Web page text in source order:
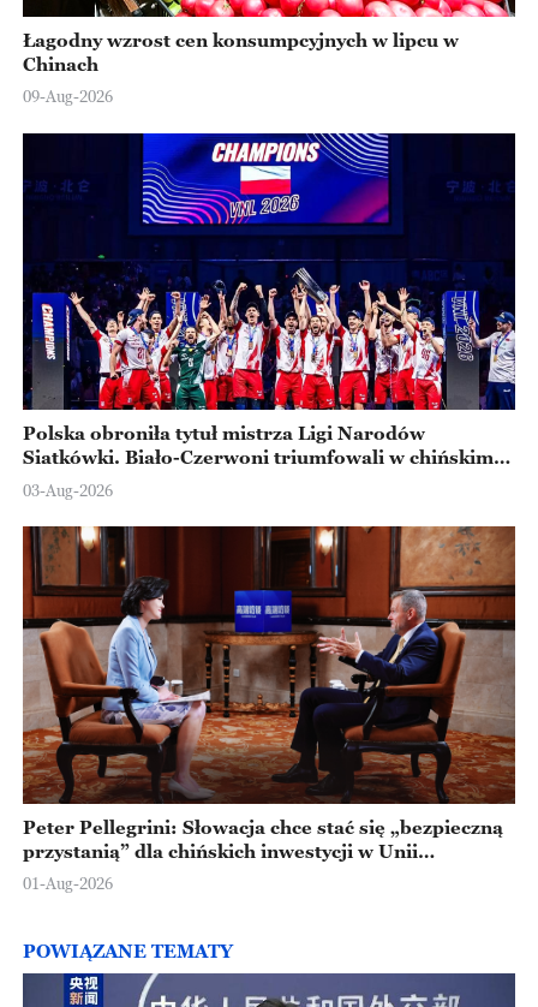
Łagodny wzrost cen konsumpcyjnych w lipcu w
Chinach
09-Aug-2026
Polska obroniła tytuł mistrza Ligi Narodów
Siatkówki. Biało-Czerwoni triumfowali w chińskim
Ningbo
03-Aug-2026
Peter Pellegrini: Słowacja chce stać się „bezpieczną
przystanią” dla chińskich inwestycji w Unii
Europejskiej
01-Aug-2026
POWIĄZANE TEMATY